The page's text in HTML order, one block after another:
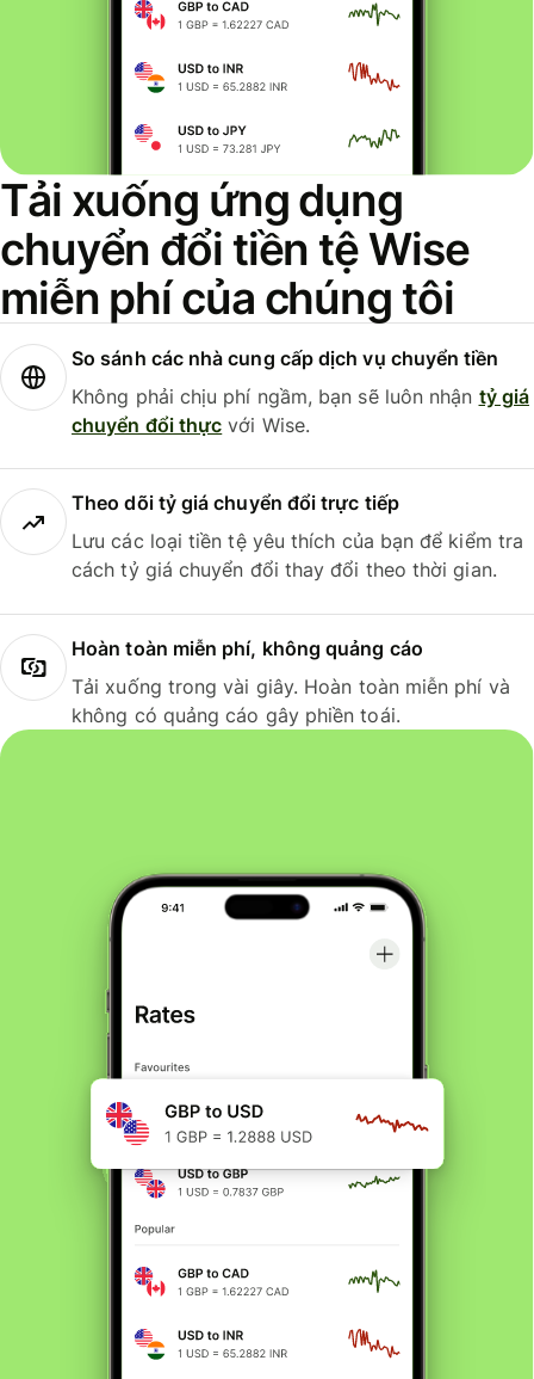
Tải xuống ứng dụng
chuyển đổi tiền tệ Wise
miễn phí của chúng tôi
So sánh các nhà cung cấp dịch vụ chuyển tiền
Không phải chịu phí ngầm, bạn sẽ luôn nhận tỷ giá
chuyển đổi thực với Wise.
Theo dõi tỷ giá chuyển đổi trực tiếp
Lưu các loại tiền tệ yêu thích của bạn để kiểm tra
cách tỷ giá chuyển đổi thay đổi theo thời gian.
Hoàn toàn miễn phí, không quảng cáo
Tải xuống trong vài giây. Hoàn toàn miễn phí và
không có quảng cáo gây phiền toái.